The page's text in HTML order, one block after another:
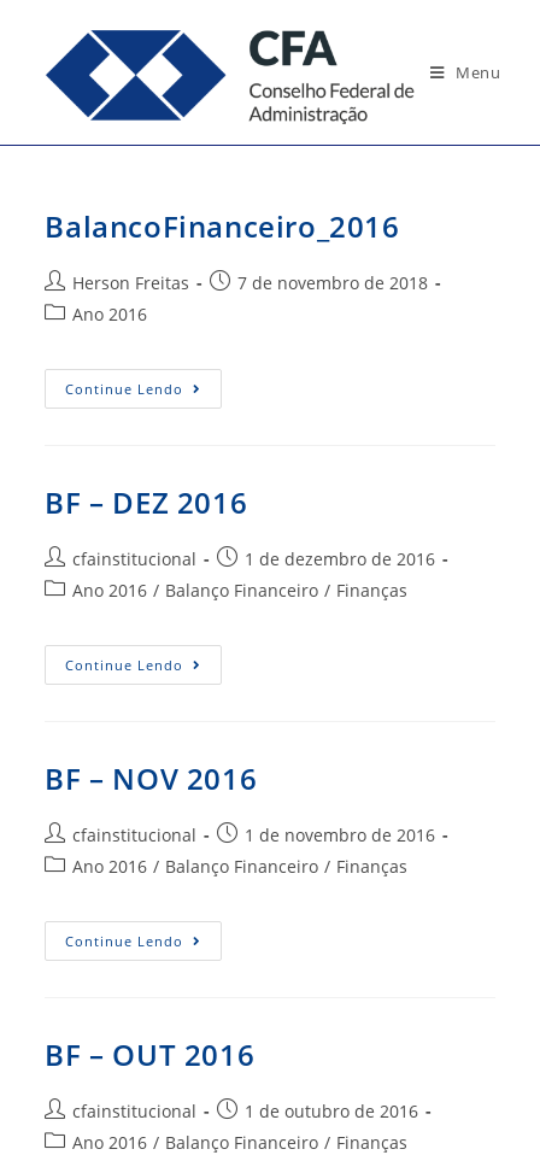
conteúdo
Menu
BalancoFinanceiro_2016
Autor
do
Herson Freitas
Post7 de novembro de 2018
Categoria
post:
Ano 2016
Continue Lendo BalancoFinanceiro_2016
BF – DEZ 2016
Autor
do
cfainstitucional
Post
publicado:
1 de dezembro de 2016
Categoria
post:
Ano 2016 / Balanço Financeiro / Finanças
Continue Lendo BF
–
BF – NOV 2016
Autor
do
cfainstitucional
Post
publicado:
1 de novembro de 2016
Categoria
post:
Ano 2016 / Balanço Financeiro / Finanças
Continue Lendo BF
–
BF – OUT 2016
Autor
do
cfainstitucional
Post
publicado:
1 de outubro de 2016
Categoria
Ano 2016 / Balanço Financeiro / Finanças